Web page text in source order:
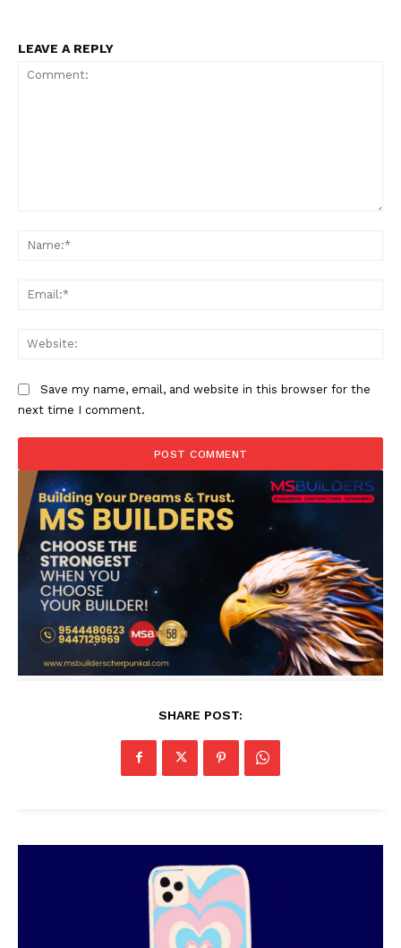
LEAVE A REPLY
Save my name, email, and website in this browser for the
next time I comment.
SHARE POST: